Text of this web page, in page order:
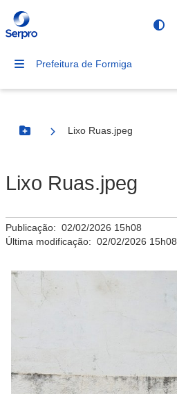
Prefeitura de Formiga
Botão Menu
Lixo Ruas.jpeg
Lixo Ruas.jpeg
Publicação: 02/02/2026 15h08
Última modificação: 02/02/2026 15h08